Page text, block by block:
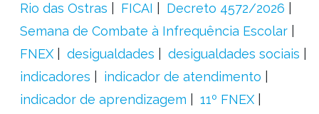
Rio das Ostras
FICAI
Decreto 4572/2026
Semana de Combate à Infrequência Escolar
FNEX
desigualdades
desigualdades sociais
indicadores
indicador de atendimento
indicador de aprendizagem
11º FNEX